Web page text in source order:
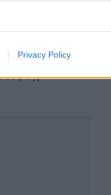
Privacy Policy
σε
διακίνηση
το
της